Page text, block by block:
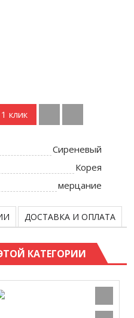
клик
Сиреневый
Корея
мерцание
ДОСТАВКА И ОПЛАТА
КАТЕГОРИИ